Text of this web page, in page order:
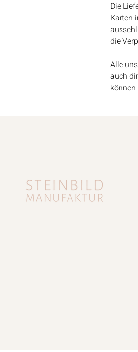
Die
Karten
die
Alle
auch